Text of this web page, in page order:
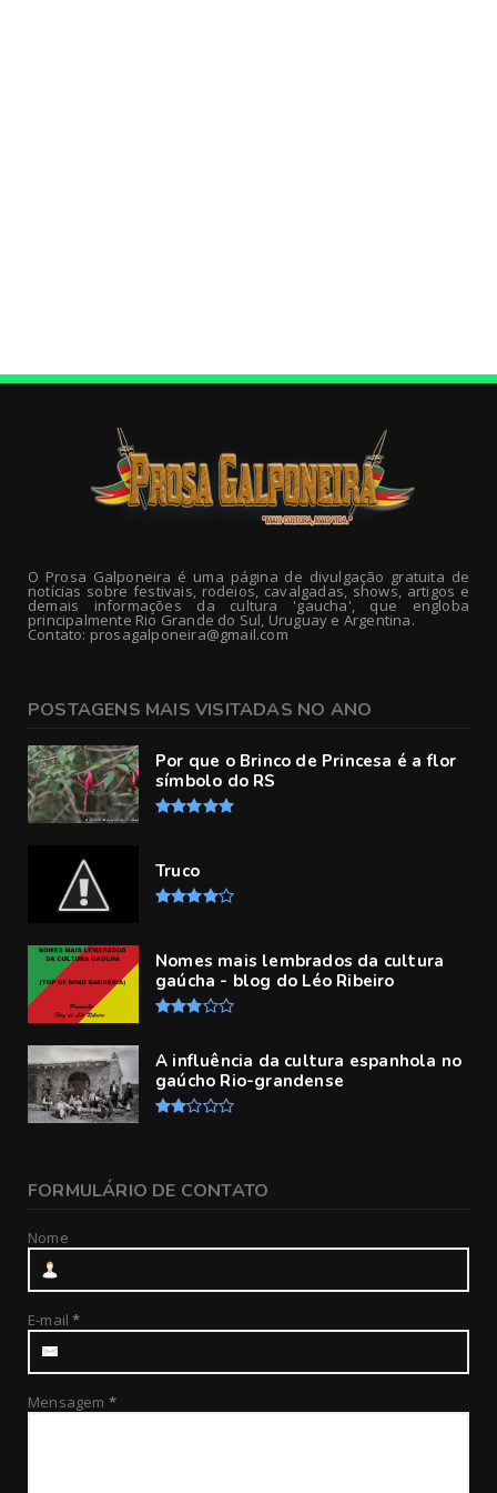
O Prosa Galponeira é uma página de divulgação gratuita de
notícias sobre festivais, rodeios, cavalgadas, shows, artigos e
demais informações da cultura 'gaucha', que engloba
principalmente Rio Grande do Sul, Uruguay e Argentina.
Contato: prosagalponeira@gmail.com
POSTAGENS MAIS VISITADAS NO ANO
Por que o Brinco de Princesa é a flor
símbolo do RS
Truco
Nomes mais lembrados da cultura
gaúcha - blog do Léo Ribeiro
A influência da cultura espanhola no
gaúcho Rio-grandense
FORMULÁRIO DE CONTATO
Nome
E-mail*
Mensagem *